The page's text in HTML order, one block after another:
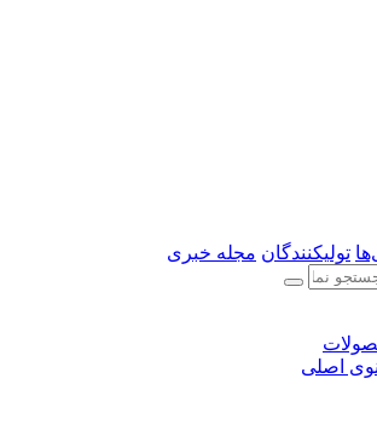
تولیکنندگان مجله خبری
اصلی